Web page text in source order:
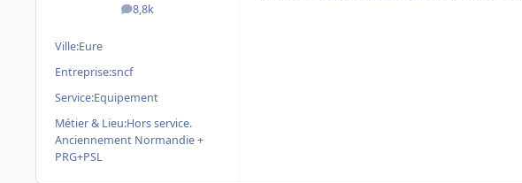
8,8k
messages
Ville:Eure
Entreprise:sncf
Service:Equipement
Métier & Lieu:Hors service.
Anciennement Normandie +
PRG+PSL